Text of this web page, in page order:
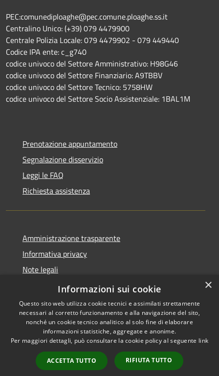
PEC:comunediploaghe@pec.comune.ploaghe.ss.it
Centralino Unico: (+39) 079 4479900
Centrale Polizia Locale: 079 4479902 - 079 449440
Codice IPA ente: c_g740
codice univoco del Settore Amministrativo: H98G46
codice univoco del Settore Finanziario: A9TBBV
codice univoco del Settore Tecnico: 5758HW
codice univoco del Settore Socio Assistenziale: 1BAL1M
Prenotazione appuntamento
Segnalazione disservizio
Leggi le FAQ
Richiesta assistenza
Amministrazione trasparente
Informativa privacy
Note legali
Dichiarazione di accessibilità
Accessibilità
Copyright © 2026 • Comune di
Ploaghe • Powered by
Municipium•
Accesso
redazione
×
Informazioni sui cookie
Questo sito web utilizza cookie tecnici e assimilati strettamente
necessari al corretto funzionamento e alla navigazione del sito,
nonché un cookie tecnico analitico al solo fine di elaborare
informazioni statistiche, aggregate e anonime.
Per maggiori dettagli, può consultare la cookie policy al seguente link
ACCETTA TUTTO RIFIUTA TUTTO